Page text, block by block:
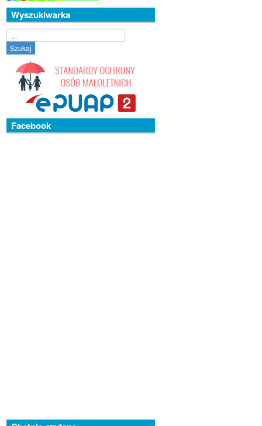
Wyszukiwarka
Szukaj
Facebook